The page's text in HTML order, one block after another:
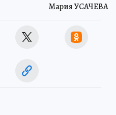
Мария УСАЧЕВА